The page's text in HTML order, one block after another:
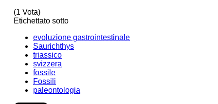
(1 Vota)
Etichettato sotto
evoluzione gastrointestinale
Saurichthys
triassico
svizzera
fossile
Fossili
paleontologia